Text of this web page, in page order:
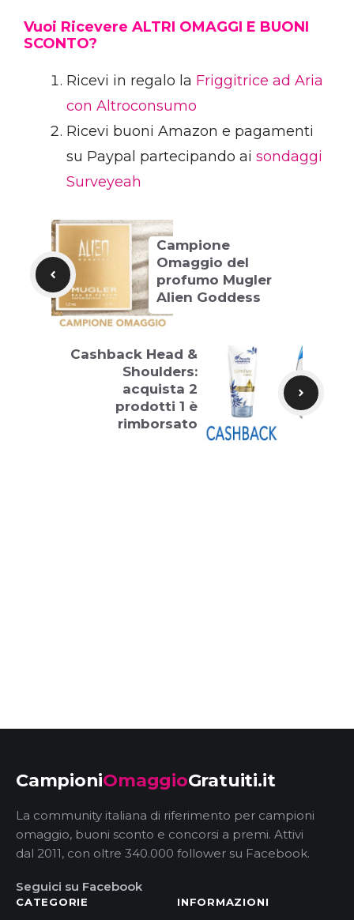
Vuoi Ricevere ALTRI OMAGGI E BUONI
SCONTO?
Ricevi in regalo la Friggitrice ad Aria
con Altroconsumo
Ricevi buoni Amazon e pagamenti
su Paypal partecipando ai sondaggi
Surveyeah
Campione
Omaggio del
profumo Mugler
Alien Goddess
Cashback Head &
Shoulders:
acquista 2
prodotti 1 è
rimborsato
CampioniOmaggioGratuiti.it
La community italiana di riferimento per campioni
omaggio, buoni sconto e concorsi a premi. Attivi
dal 2011, con oltre 340.000 follower su Facebook.
Seguici su Facebook
CATEGORIE INFORMAZIONI